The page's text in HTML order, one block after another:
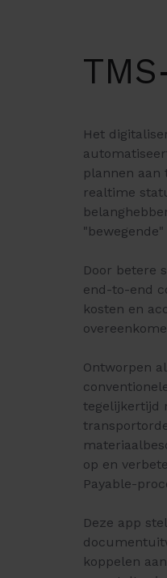
Het
plannen aan
realtime
Door betere
end-to-end
kosten en
Ontworpen
tegelijkertijd
op en
Payable-
Deze app
koppelen